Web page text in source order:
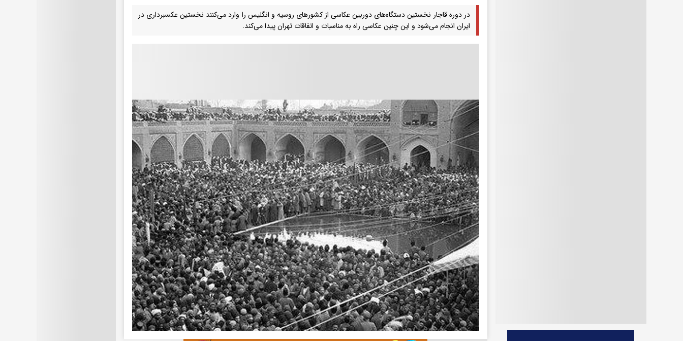
در دوره قاجار نخستین دستگاه‌های دوربین عکاسی از کشورهای روسیه و انگلیس را وارد می‌کنند نخستین عکسبرداری در
ایران انجام می‌شود و این‌ چنین عکاسی راه به مناسبات و اتفاقات تهران پیدا می‌کند.